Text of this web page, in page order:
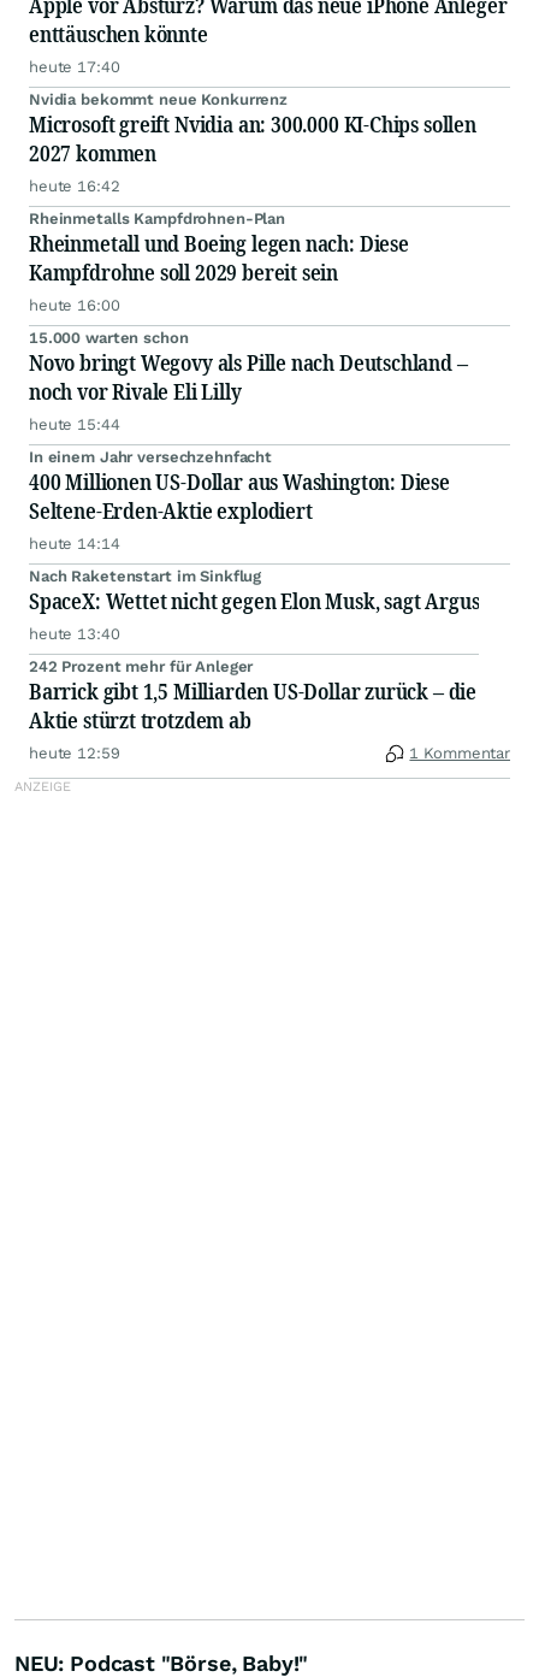
enttäuschen könnte
heute 17:40
Nvidia bekommt neue Konkurrenz
Microsoft greift Nvidia an: 300.000 KI-Chips sollen
2027 kommen
heute 16:42
Rheinmetalls Kampfdrohnen-Plan
Rheinmetall und Boeing legen nach: Diese
Kampfdrohne soll 2029 bereit sein
heute 16:00
15.000 warten schon
Novo bringt Wegovy als Pille nach Deutschland –
noch vor Rivale Eli Lilly
heute 15:44
In einem Jahr versechzehnfacht
400 Millionen US-Dollar aus Washington: Diese
Seltene-Erden-Aktie explodiert
heute 14:14
Nach Raketenstart im Sinkflug
SpaceX: Wettet nicht gegen Elon Musk, sagt Argus
heute 13:40
242 Prozent mehr für Anleger
Barrick gibt 1,5 Milliarden US-Dollar zurück – die
Aktie stürzt trotzdem ab
heute 12:59 1 Kommentar
NEU: Podcast "Börse, Baby!"